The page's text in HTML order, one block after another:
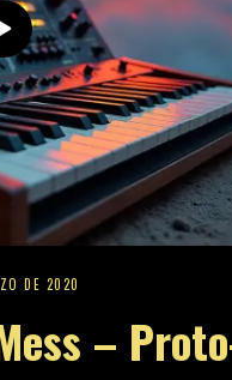
DE 2020
–